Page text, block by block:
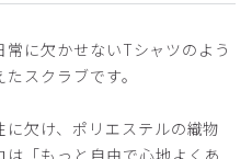
に欠かせないTシャツのよう
スクラブです。
欠け、ポリエステルの織物